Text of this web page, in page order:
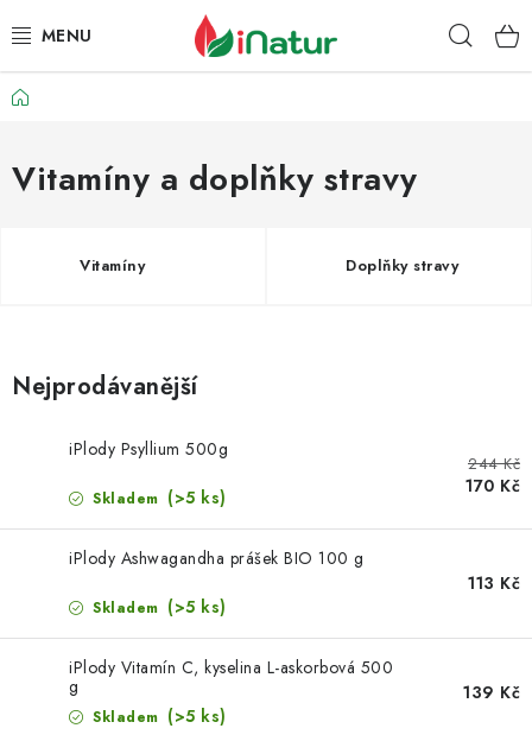
na
POTRAVINY
OŘECHY A SUŠENÉ PLODY
VELKOOBCHOD
KONTAKTY
ZNAČKY
Doprava a platba Velkoobchod
Domů
Vitamíny a doplňky stravy
Vitamíny Doplňky stravy
Nejprodávanější
iPlody Psyllium 500g
Skladem (>5 ks)
244 Kč
170 Kč
iPlody Ashwagandha prášek BIO 100 g
Skladem (>5 ks)
113 Kč
iPlody Vitamín C, kyselina L-askorbová 500
g
Skladem (>5 ks)
139 Kč